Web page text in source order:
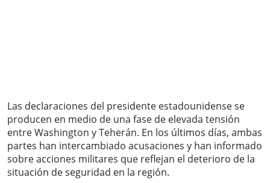
Las declaraciones del presidente estadounidense se
producen en medio de una fase de elevada tensión
entre Washington y Teherán. En los últimos días, ambas
partes han intercambiado acusaciones y han informado
sobre acciones militares que reflejan el deterioro de la
situación de seguridad en la región.